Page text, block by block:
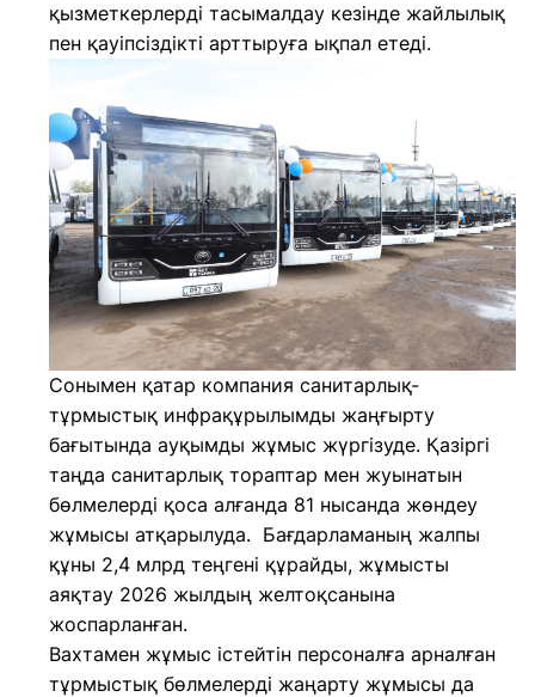
қызметкерлерді тасымалдау кезінде жайлылық
пен қауіпсіздікті арттыруға ықпал етеді.
Сонымен қатар компания санитарлық-
тұрмыстық инфрақұрылымды жаңғырту
бағытында ауқымды жұмыс жүргізуде. Қазіргі
таңда санитарлық тораптар мен жуынатын
бөлмелерді қоса алғанда 81 нысанда жөндеу
жұмысы атқарылуда. Бағдарламаның жалпы
құны 2,4 млрд теңгені құрайды, жұмысты
аяқтау 2026 жылдың желтоқсанына
жоспарланған.
Вахтамен жұмыс істейтін персоналға арналған
тұрмыстық бөлмелерді жаңарту жұмысы да